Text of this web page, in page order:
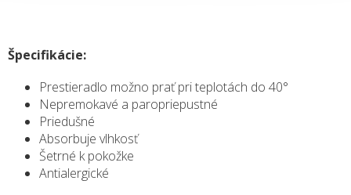
Špecifikácie:
Prestieradlo možno prať pri teplotách do 40°
Nepremokavé a paropriepustné
Priedušné
Absorbuje vlhkosť
Šetrné k pokožke
Antialergické